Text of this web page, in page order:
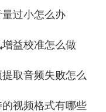
量过小怎么办
增益校准怎么做
提取音频失败怎么
的视频格式有哪些